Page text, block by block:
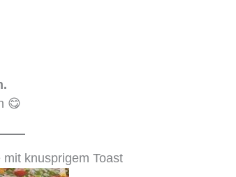
😋
knusprigem Toast